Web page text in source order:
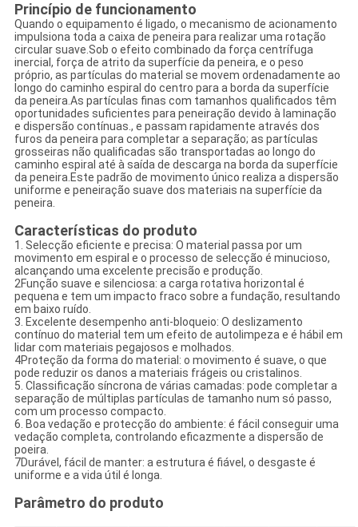
Princípio de funcionamento
Quando o equipamento é ligado, o mecanismo de acionamento
impulsiona toda a caixa de peneira para realizar uma rotação
circular suave.Sob o efeito combinado da força centrífuga
inercial, força de atrito da superfície da peneira, e o peso
próprio, as partículas do material se movem ordenadamente ao
longo do caminho espiral do centro para a borda da superfície
da peneira.As partículas finas com tamanhos qualificados têm
oportunidades suficientes para peneiração devido à laminação
e dispersão contínuas., e passam rapidamente através dos
furos da peneira para completar a separação; as partículas
grosseiras não qualificadas são transportadas ao longo do
caminho espiral até à saída de descarga na borda da superfície
da peneira.Este padrão de movimento único realiza a dispersão
uniforme e peneiração suave dos materiais na superfície da
peneira.
Características do produto
1. Selecção eficiente e precisa: O material passa por um
movimento em espiral e o processo de selecção é minucioso,
alcançando uma excelente precisão e produção.
2Função suave e silenciosa: a carga rotativa horizontal é
pequena e tem um impacto fraco sobre a fundação, resultando
em baixo ruído.
3. Excelente desempenho anti-bloqueio: O deslizamento
contínuo do material tem um efeito de autolimpeza e é hábil em
lidar com materiais pegajosos e molhados.
4Proteção da forma do material: o movimento é suave, o que
pode reduzir os danos a materiais frágeis ou cristalinos.
5. Classificação síncrona de várias camadas: pode completar a
separação de múltiplas partículas de tamanho num só passo,
com um processo compacto.
6. Boa vedação e protecção do ambiente: é fácil conseguir uma
vedação completa, controlando eficazmente a dispersão de
poeira.
7Durável, fácil de manter: a estrutura é fiável, o desgaste é
uniforme e a vida útil é longa.
Parâmetro do produto